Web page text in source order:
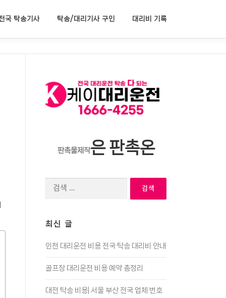
국 탁송기사 탁송/대리기사 구인 대리비 기록
판촉물제작은 판촉온
최신 글
인천 대리운전 비용 전국 탁송 대리비 안내
골프장 대리운전 비용 예약 총정리
대전 탁송 비용| 서울 부산 전국 업체 번호